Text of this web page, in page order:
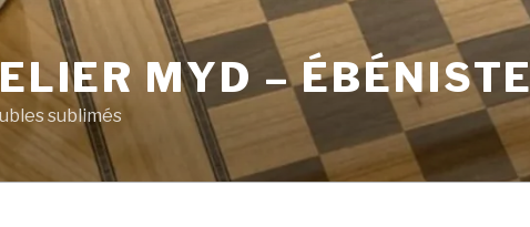
MYD – ÉBÉNISTE
sublimés